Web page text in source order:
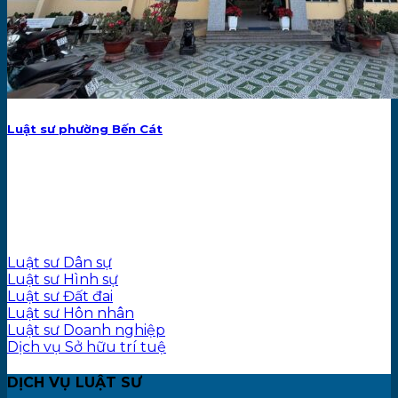
Luật sư phường Bến Cát
Luật sư Dân sự
Luật sư Hình sự
Luật sư Đất đai
Luật sư Hôn nhân
Luật sư Doanh nghiệp
Dịch vụ Sở hữu trí tuệ
DỊCH VỤ LUẬT SƯ